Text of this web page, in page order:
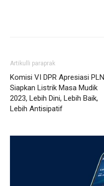
Artikulli paraprak
Komisi VI DPR Apresiasi PLN
Siapkan Listrik Masa Mudik
2023, Lebih Dini, Lebih Baik,
Lebih Antisipatif